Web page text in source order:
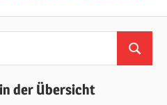
Suchen
der Übersicht